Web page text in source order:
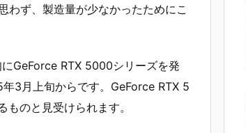
ず、製造量が少なかったためにこ
GeForce RTX 5000シリーズを発
3月上旬からです。GeForce RTX 5
のと見受けられます。